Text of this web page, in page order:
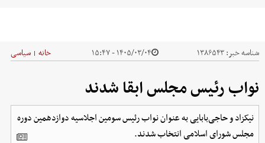
شناسه خبر:۱۳۸۶۵۴۳ ۱۴۰۵/۰۳/۰۴ - ۱۵:۴۷ خانه | سیاسی
نواب رئیس مجلس ابقا شدند
نیکزاد و حاجی‌بابایی به عنوان نواب رئیس سومین اجلاسیه دوازدهمین دوره
مجلس شورای اسلامی انتخاب شدند.